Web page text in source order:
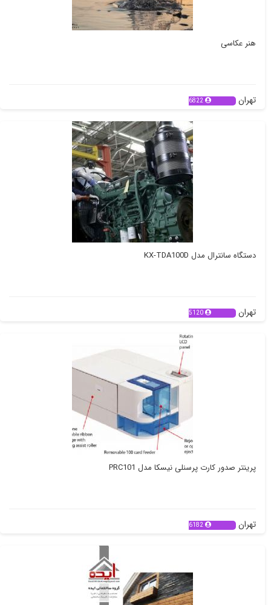
هنر عکاسی
تهران 6822
دستگاه سانترال مدل KX-TDA100D
تهران 5120
پرینتر صدور کارت پرسنلی نیسکا مدل PRC101
تهران 6182